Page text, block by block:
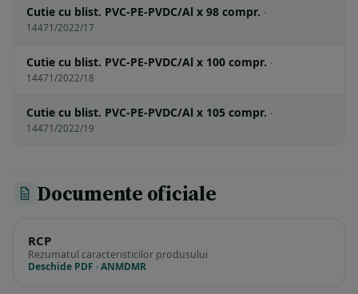
Cutie cu blist. PVC-PE-PVDC/Al x 98 compr. ·
14471/2022/17
Cutie cu blist. PVC-PE-PVDC/Al x 100 compr. ·
14471/2022/18
Cutie cu blist. PVC-PE-PVDC/Al x 105 compr. ·
14471/2022/19
Documente oficiale
RCP
Rezumatul caracteristicilor produsului
Deschide PDF · ANMDMR